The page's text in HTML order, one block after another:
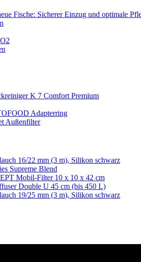
Fische: Sicherer Einzug und optimale
K 7 Comfort Premium
Adapterring
Außenfilter
16/22 mm (3 m), Silikon schwarz
Supreme Blend
Mobil-Filter 10 x 10 x 42 cm
Double U 45 cm (bis 450 L)
19/25 mm (3 m), Silikon schwarz